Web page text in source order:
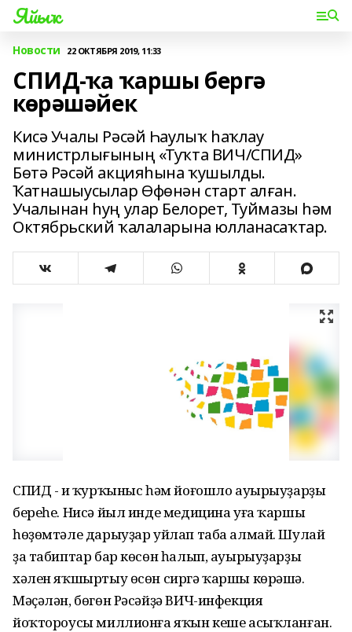
Яйыҡ
Новости 22 ОКТЯБРЯ 2019, 11:33
СПИД-ҡа ҡаршы бергә
көрәшәйек
Кисә Учалы Рәсәй Һаулыҡ һаҡлау
министрлығының «Туҡта ВИЧ/СПИД»
Бөтә Рәсәй акцияһына ҡушылды.
Ҡатнашыусылар Өфөнән старт алған.
Учалынан һуң улар Белорет, Туймазы һәм
Октябрьский ҡалаларына юлланасаҡтар.
СПИД - иң ҡурҡыныс һәм йоғошло ауырыуҙарҙың
береһе. Нисә йыл инде медицина уға ҡаршы
һөҙөмтәле дарыуҙар уйлап таба алмай. Шулай
ҙа табиптар бар көсөн һалып, ауырыуҙарҙың
хәлен яҡшыртыу өсөн сиргә ҡаршы көрәшә.
Мәҫәлән, бөгөн Рәсәйҙә ВИЧ-инфекция
йоҡтороусы миллионға яҡын кеше асыҡ­ланған.